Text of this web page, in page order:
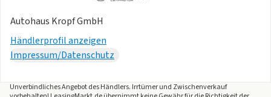
Autohaus Kropf GmbH
Händlerprofil anzeigen
Impressum/Datenschutz
Unverbindliches Angebot desHändlers. Irrtümer und Zwischenverkauf